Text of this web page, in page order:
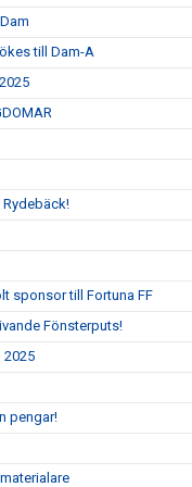
till Dam-A
sponsor till Fortuna FF
Fönsterputs!
2025
pengar!